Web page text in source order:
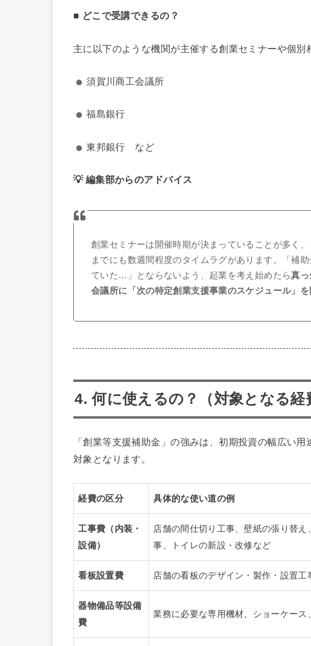
■ どこで受講できるの？
主に以下のような機関が主催する創業セミナーや個別
須賀川商工会議所
福島銀行
東邦銀行 など
💡 編集部からのアドバイス
創業セミナーは開催時期が決まっていることが多く
までにも数週間程度のタイムラグがあります。「補
ていた…」とならないよう、起業を考え始めたら真っ
会議所に「次の特定創業支援事業のスケジュール」
4. 何に使えるの？（対象となる経
「創業等支援補助金」の強みは、初期投資の幅広い
対象となります。
経費の区分 具体的な使い道の例
工事費（内装・
設備）
店舗の間仕切り工事、壁紙の張り替
事、トイレの新設・改修など
看板設置費 店舗の看板のデザイン・製作・設置工
器物備品等設備
費
業務に必要な専用機材、ショーケー